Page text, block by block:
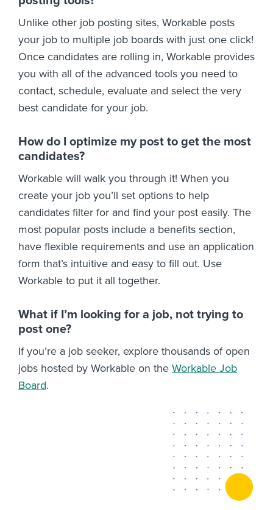
Unlike other job posting sites, Workable posts
your job to multiple job boards with just one click!
Once candidates are rolling in, Workable provides
you with all of the advanced tools you need to
contact, schedule, evaluate and select the very
best candidate for your job.
How do I optimize my post to get the most
candidates?
Workable will walk you through it! When you
create your job you’ll set options to help
candidates filter for and find your post easily. The
most popular posts include a benefits section,
have flexible requirements and use an application
form that’s intuitive and easy to fill out. Use
Workable to put it all together.
What if I’m looking for a job, not trying to
post one?
If you’re a job seeker, explore thousands of open
jobs hosted by Workable on the Workable Job
Board.